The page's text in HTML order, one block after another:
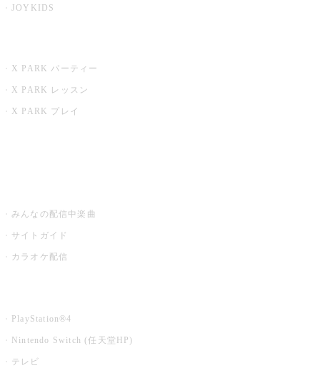
JOYKIDS
X PARK パーティー
X PARK レッスン
X PARK プレイ
みんなの配信中楽曲
サイトガイド
カラオケ配信
PlayStation®4
Nintendo Switch (任天堂HP)
テレビ